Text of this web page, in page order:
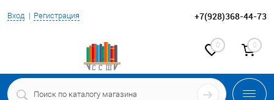
Вход Регистрация +7(928)368-44-73
0 0